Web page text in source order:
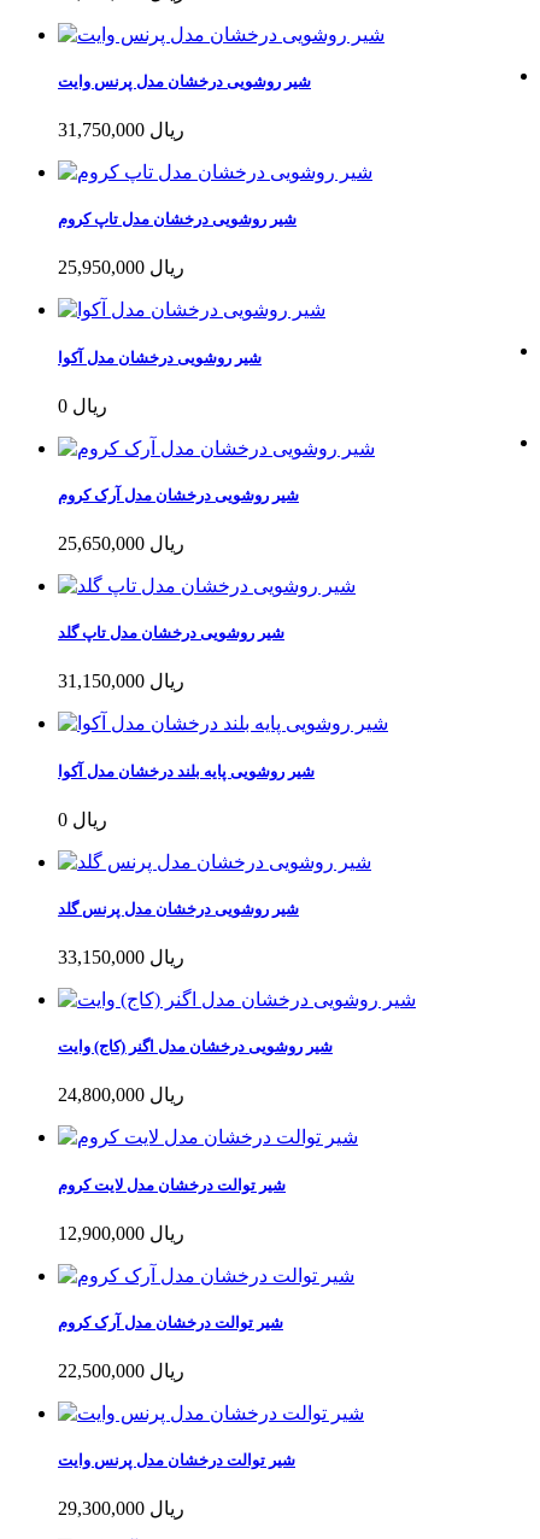
شیر روشویی درخشان مدل پرنس وایت
31,750,000 ریال
شیر روشویی درخشان مدل تاپ کروم
25,950,000 ریال
شیر روشویی درخشان مدل آکوا
0 ریال
شیر روشویی درخشان مدل آرک کروم
25,650,000 ریال
شیر روشویی درخشان مدل تاپ گلد
31,150,000 ریال
شیر روشویی پایه بلند درخشان مدل آکوا
0 ریال
شیر روشویی درخشان مدل پرنس گلد
33,150,000 ریال
شیر روشویی درخشان مدل اگنر (کاج) وایت
24,800,000 ریال
شیر توالت درخشان مدل لایت کروم
12,900,000 ریال
شیر توالت درخشان مدل آرک کروم
22,500,000 ریال
شیر توالت درخشان مدل پرنس وایت
29,300,000 ریال